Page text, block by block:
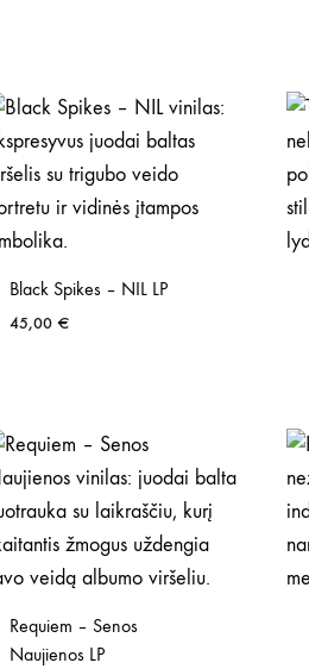
Black Spikes – NIL LP
45,00€
Requiem – Senos
Naujienos LP